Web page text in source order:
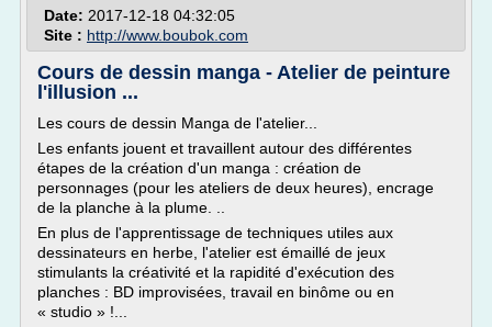
Date: 2017-12-18 04:32:05
Site : http://www.boubok.com
Cours de dessin manga - Atelier de peinture
l'illusion ...
Les cours de dessin Manga de l'atelier...
Les enfants jouent et travaillent autour des différentes
étapes de la création d'un manga : création de
personnages (pour les ateliers de deux heures), encrage
de la planche à la plume. ..
En plus de l'apprentissage de techniques utiles aux
dessinateurs en herbe, l'atelier est émaillé de jeux
stimulants la créativité et la rapidité d'exécution des
planches : BD improvisées, travail en binôme ou en
« studio » !...